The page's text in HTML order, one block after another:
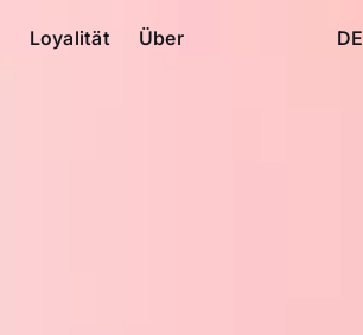
Loyalität Über DE